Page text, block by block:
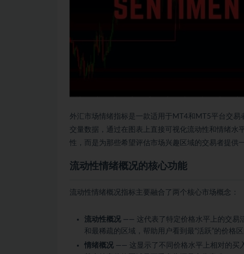
外汇市场情绪指标是一款适用于MT4和MT5平台交
交量数据，通过在图表上直接可视化流动性和情绪水
性，而是为那些希望评估市场兴趣区域的交易者提供
流动性情绪概况的核心功能
流动性情绪概况指标主要融合了两个核心市场概念：
流动性概况 —— 这代表了特定价格水平上的交易
和最稀疏的区域，帮助用户看到最“活跃”的价格区
情绪概况 —— 这显示了不同价格水平上相对的买